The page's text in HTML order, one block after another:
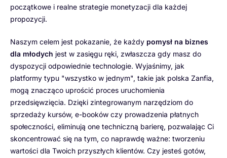
początkowe i realne strategie monetyzacji dla każdej
propozycji.
Naszym celem jest pokazanie, że każdy pomysł na biznes
dla młodych jest w zasięgu ręki, zwłaszcza gdy masz do
dyspozycji odpowiednie technologie. Wyjaśnimy, jak
platformy typu "wszystko w jednym", takie jak polska Zanfia,
mogą znacząco uprościć proces uruchomienia
przedsięwzięcia. Dzięki zintegrowanym narzędziom do
sprzedaży kursów, e-booków czy prowadzenia płatnych
społeczności, eliminują one techniczną barierę, pozwalając Ci
skoncentrować się na tym, co naprawdę ważne: tworzeniu
wartości dla Twoich przyszłych klientów. Czy jesteś gotów,